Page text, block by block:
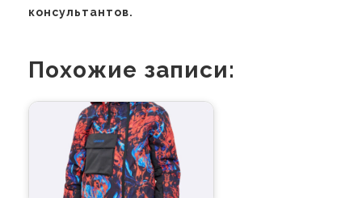
консультантов.
Похожие записи: